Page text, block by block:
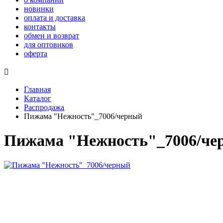
новинки
оплата и доставка
контакты
обмен и возврат
для оптовиков
оферта

Главная
Каталог
Распродажа
Пижама "Нежность"_7006/черный
Пижама "Нежность"_7006/